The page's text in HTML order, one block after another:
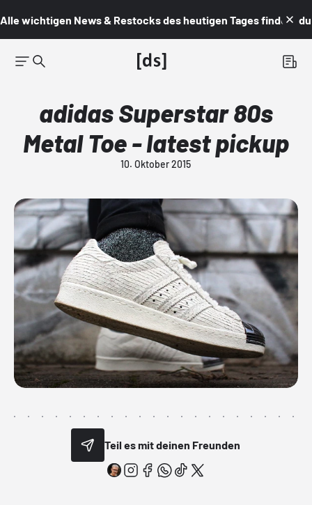
Alle wichtigen News & Restocks des heutigen Tages findest du
adidas Superstar 80s
Metal Toe - latest pickup
10. Oktober 2015
Teil es mit deinen Freunden